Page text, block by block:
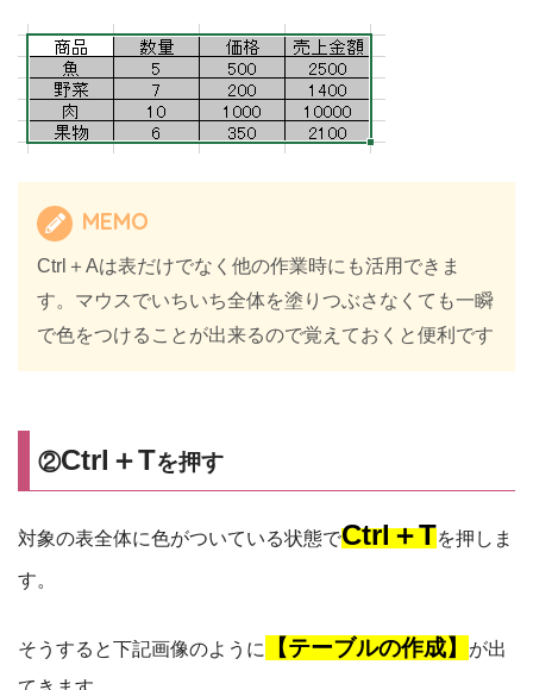
MEMO
Ctrl＋Aは表だけでなく他の作業時にも活用できま
す。マウスでいちいち全体を塗りつぶさなくても一瞬
で色をつけることが出来るので覚えておくと便利です
②Ctrl＋Tを押す
対象の表全体に色がついている状態でCtrl＋Tを押しま
す。
そうすると下記画像のように 【テーブルの作成】
が出